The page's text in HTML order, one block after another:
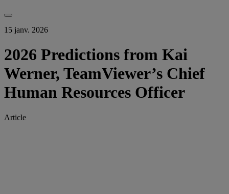
15 janv. 2026
2026 Predictions from Kai
Werner, TeamViewer’s Chief
Human Resources Officer
Article